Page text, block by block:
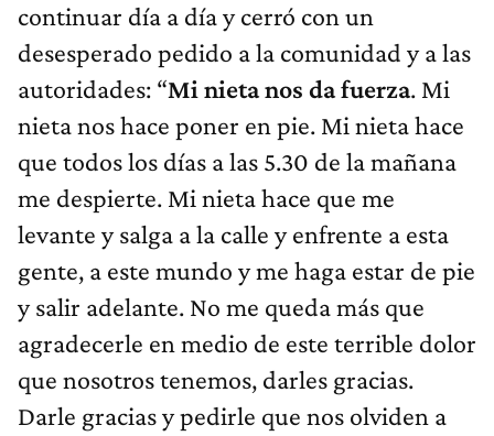
continuar día a día y cerró con un
desesperado pedido a la comunidad y a las
autoridades: “Mi nieta nos da fuerza. Mi
nieta nos hace poner en pie. Mi nieta hace
que todos los días a las 5.30 de la mañana
me despierte. Mi nieta hace que me
levante y salga a la calle y enfrente a esta
gente, a este mundo y me haga estar de pie
y salir adelante. No me queda más que
agradecerle en medio de este terrible dolor
que nosotros tenemos, darles gracias.
Darle gracias y pedirle que nos olviden a